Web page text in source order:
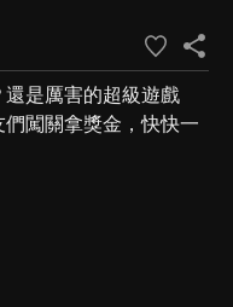
是厲害的超級遊戲
闖關拿獎金，快快一